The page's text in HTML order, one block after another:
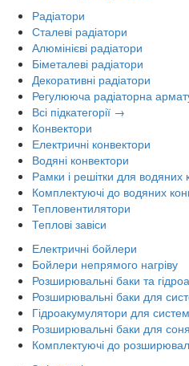
Радіатори
Сталеві радіатори
Алюмінієві радіатори
Біметалеві радіатори
Декоративні радіатори
Регулююча радіаторна
Всі підкатегорії →
Конвектори
Електричні конвектори
Водяні конвектори
Рамки і решітки для водяних
Комплектуючі до водяних
Тепловентилятори
Теплові завіси
Електричні бойлери
Бойлери непрямого нагріву
Розширювальні баки та
Розширювальні баки для
Гідроакумулятори для
Розширювальні баки для
Комплектуючі до